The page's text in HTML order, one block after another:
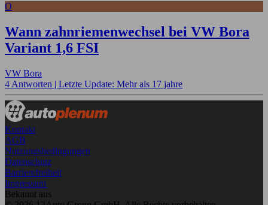
O
Wann zahnriemenwechsel bei VW Bora
Variant 1,6 FSI
VW Bora
4 Antworten | Letzte Update: Mehr als 17 jahre
Kontakt
AGB
Nutzungsbedingungen
Datenschutz
Barrierefreiheit
Impressum
Bekannt aus